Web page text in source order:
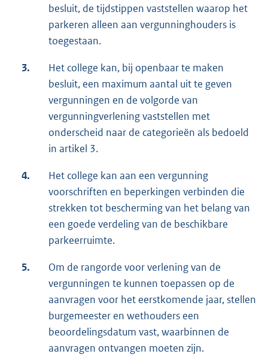
besluit, de tijdstippen vaststellen waarop het
parkeren alleen aan vergunninghouders is
toegestaan.
3.
Het college kan, bij openbaar te maken
besluit, een maximum aantal uit te geven
vergunningen en de volgorde van
vergunningverlening vaststellen met
onderscheid naar de categorieën als bedoeld
in artikel 3.
4.
Het college kan aan een vergunning
voorschriften en beperkingen verbinden die
strekken tot bescherming van het belang van
een goede verdeling van de beschikbare
parkeerruimte.
5.
Om de rangorde voor verlening van de
vergunningen te kunnen toepassen op de
aanvragen voor het eerstkomende jaar, stellen
burgemeester en wethouders een
beoordelingsdatum vast, waarbinnen de
aanvragen ontvangen moeten zijn.